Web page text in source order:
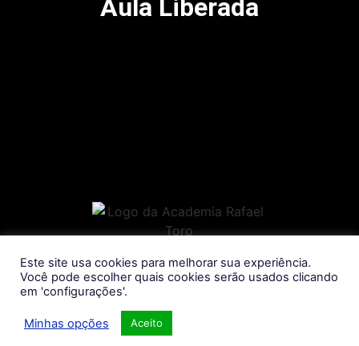
Aula Liberada
A ART Performance é uma empresa do Grupo Academia Rafael Toro.
Este site usa cookies para melhorar sua experiência.
Você pode escolher quais cookies serão usados clicando
em 'configurações'.
Minhas opções Aceito